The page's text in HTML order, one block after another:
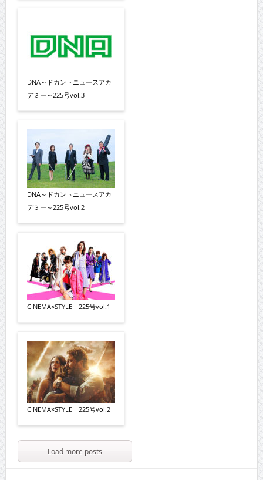
DNA～ドカントニュースアカ
デミー～225号vol.3
DNA～ドカントニュースアカ
デミー～225号vol.2
CINEMA×STYLE 225号vol.1
CINEMA×STYLE 225号vol.2
Load more posts